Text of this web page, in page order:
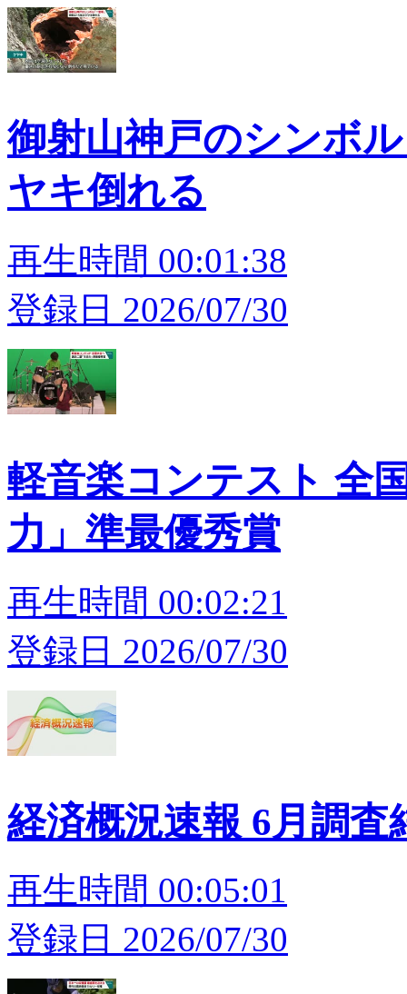
御射山神戸のシンボ
ヤキ倒れる
再生時間 00:01:38
登録日 2026/07/30
軽音楽コンテスト 全
力」準最優秀賞
再生時間 00:02:21
登録日 2026/07/30
経済概況速報 6月調査
再生時間 00:05:01
登録日 2026/07/30